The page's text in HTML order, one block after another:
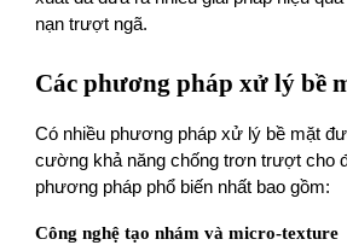
nạn trượt ngã.
Các phương pháp xử lý bề
Có nhiều phương pháp xử lý bề mặt
cường khả năng chống trơn trượt cho
phương pháp phổ biến nhất bao gồm:
Công nghệ tạo nhám và micro-texture